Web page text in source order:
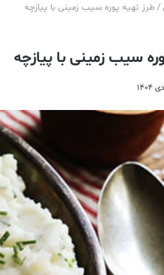
/ طرز تهیه پوره سیب زمینی با پیازچه
سیب زمینی با پیازچه